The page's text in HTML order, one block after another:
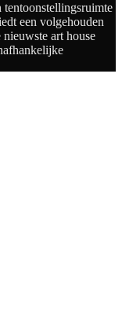
tentoonstellingsruimte
een volgehouden
art house